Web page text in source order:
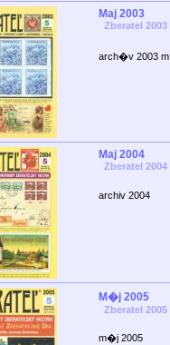
Maj 2003
Zberatel 2003
arch�v 2003
Maj 2004
Zberatel 2004
archiv 2004
M�j 2005
Zberatel 2005
m�j 2005